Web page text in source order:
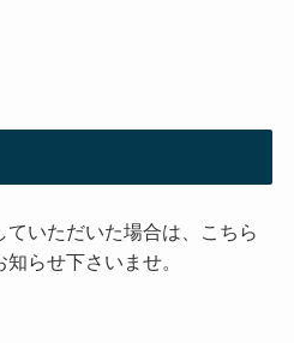
いただいた場合は、こちら
知らせ下さいませ。